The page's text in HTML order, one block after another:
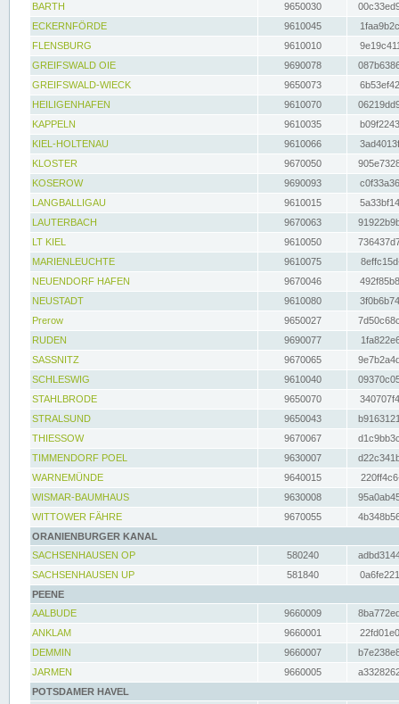
BARTH
9650030
ECKERNFÖRDE
9610045
FLENSBURG
9610010
GREIFSWALD OIE
9690078
GREIFSWALD-WIECK
9650073
HEILIGENHAFEN
9610070
KAPPELN
9610035
KIEL-HOLTENAU
9610066
KLOSTER
9670050
KOSEROW
9690093
LANGBALLIGAU
9610015
LAUTERBACH
9670063
LT KIEL
9610050
MARIENLEUCHTE
9610075
NEUENDORF HAFEN
9670046
NEUSTADT
9610080
Prerow
9650027
RUDEN
9690077
SASSNITZ
9670065
SCHLESWIG
9610040
STAHLBRODE
9650070
STRALSUND
9650043
THIESSOW
9670067
TIMMENDORF POEL
9630007
WARNEMÜNDE
9640015
WISMAR-BAUMHAUS
9630008
WITTOWER FÄHRE
9670055
ORANIENBURGER KANAL
SACHSENHAUSEN OP
580240
SACHSENHAUSEN UP
581840
PEENE
AALBUDE
9660009
ANKLAM
9660001
DEMMIN
9660007
JARMEN
9660005
POTSDAMER HAVEL